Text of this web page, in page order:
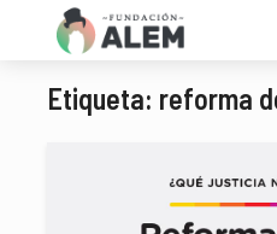
Etiqueta: reforma